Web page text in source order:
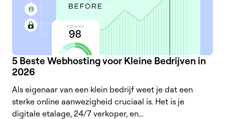
5 Beste Webhosting voor Kleine Bedrijven in
2026
Als eigenaar van een klein bedrijf weet je dat een
sterke online aanwezigheid cruciaal is. Het is je
digitale etalage, 24/7 verkoper, en...